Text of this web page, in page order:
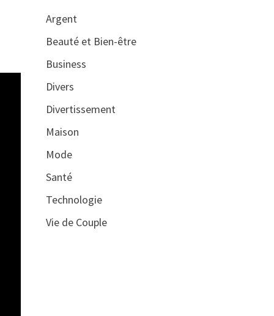
Argent
Beauté et Bien-être
Business
Divers
Divertissement
Maison
Mode
Santé
Technologie
Vie de Couple